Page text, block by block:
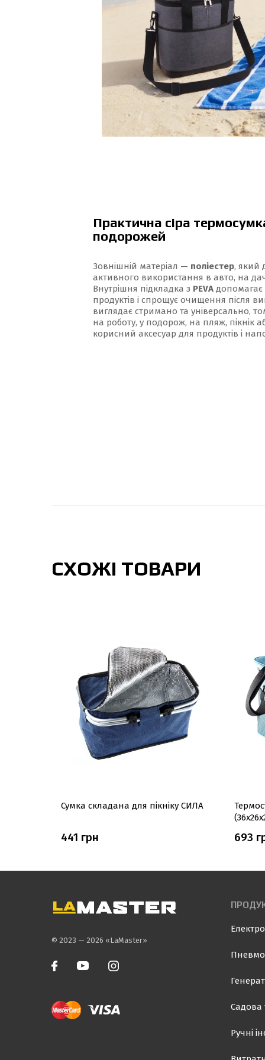
Практична сіра
подорожей
Зовнішній матеріал — поліестер, який
активного використання в авто, на
Внутрішня підкладка з PEVA допомагає
продуктів і спрощує очищення після
виглядає стримано та універсально,
на роботу, у подорож, на пляж, пікнік
корисний аксесуар для продуктів і
СХОЖІ ТОВАРИ
Сумка складана для пікніку СИЛА
441 грн 693
© 2023 — 2026 «LaMaster»
Садова
Ручні